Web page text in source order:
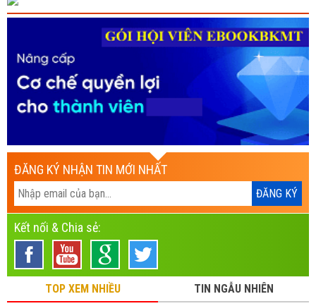
ĐĂNG KÝ NHẬN TIN MỚI NHẤT
Kết nối & Chia sẻ:
TOP XEM NHIỀU
TIN NGẪU NHIÊN